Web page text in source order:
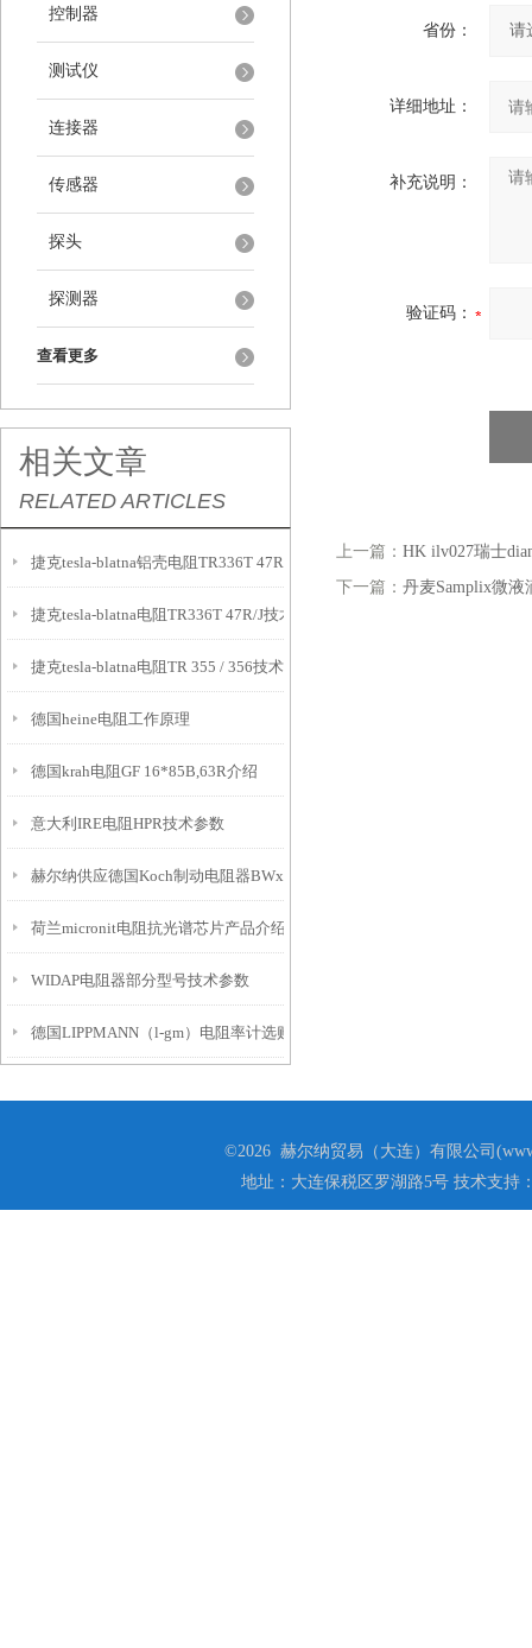
控制器
测试仪
连接器
传感器
探头
探测器
查看更多
相关文章
RELATED ARTICLES
捷克tesla-blatna铝壳电阻TR336T 47R/J技术参数
捷克tesla-blatna电阻TR336T 47R/J技术参数
捷克tesla-blatna电阻TR 355 / 356技术参数
德国heine电阻工作原理
德国krah电阻GF 16*85B,63R介绍
意大利IRE电阻HPR技术参数
赫尔纳供应德国Koch制动电阻器BWx600
荷兰micronit电阻抗光谱芯片产品介绍
WIDAP电阻器部分型号技术参数
德国LIPPMANN（l-gm）电阻率计选购指南
省份：
详细地址：
补充说明：
验证码：
上一篇： HK ilv027瑞士
下一篇： 丹麦Samplix微液
©2026 赫尔纳贸易（大连）有限公司
地址：大连保税区罗湖路5号 技术支持